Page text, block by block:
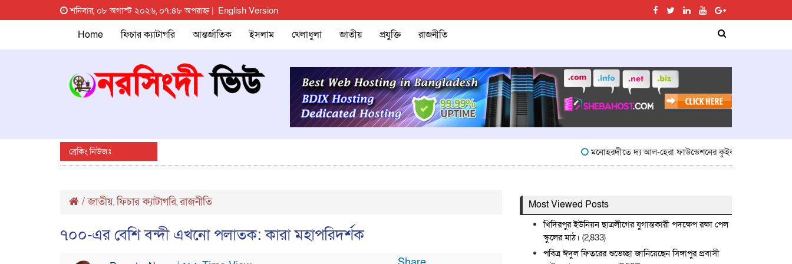
শনিবার, ০৮ অগাস্ট ২০২৬, ০৭:৪৮ অপরাহ্ন | English Version
Home ফিচার ক্যাটাগরি আন্তর্জাতিক ইসলাম খেলাধুলা জাতীয় প্রযুক্তি রাজনীতি
ব্রেকিং নিউজঃ মনোহরদীতে দ্য আল-হেরা ফাউন্ডেশনের কুইক কুইজ প্রতিযোগিতা
/জাতীয়,ফিচার ক্যাটাগরি,রাজনীতি
৭০০-এর বেশি বন্দী এখনো পলাতক: কারা মহাপরিদর্শক
Most Viewed Posts
খিদিরপুর ইউনিয়ন ছাত্রলীগের যুগান্তকারী পদক্ষেপ রক্ষা পেল
স্কুলের মাঠ। (2,833)
পবিত্র ঈদুল ফিতরের শুভেচ্ছা জানিয়েছেন সিঙ্গাপুর প্রবাসী